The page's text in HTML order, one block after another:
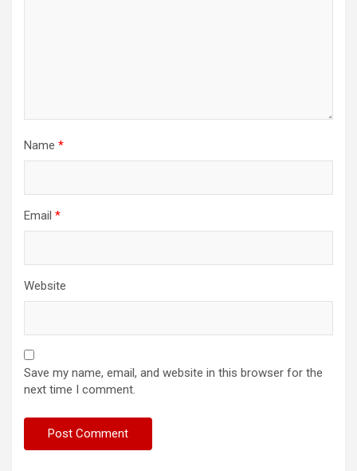
Name *
Email *
Website
Save my name, email, and website in this browser for the
next time I comment.